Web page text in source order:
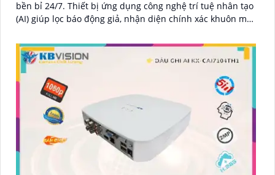
bền bỉ 24/7. Thiết bị ứng dụng công nghệ trí tuệ nhân tạo
(AI) giúp lọc báo động giả, nhận diện chính xác khuôn mặt
liệu nhanh chóng